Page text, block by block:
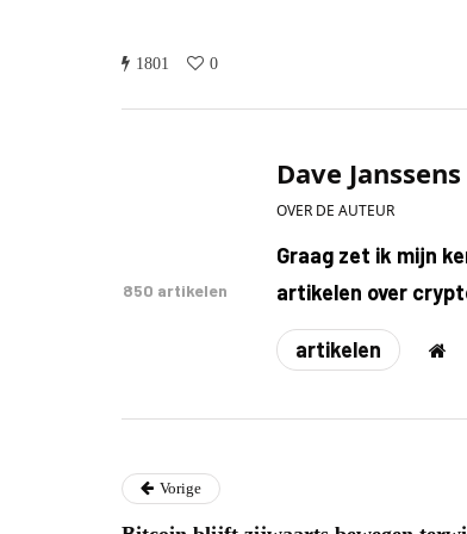
1801 0
850 artikelen
Dave Janssens
OVER DE AUTEUR
Graag zet ik mijn
artikelen over
artikelen
Vorige